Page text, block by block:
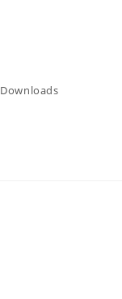
Downloads